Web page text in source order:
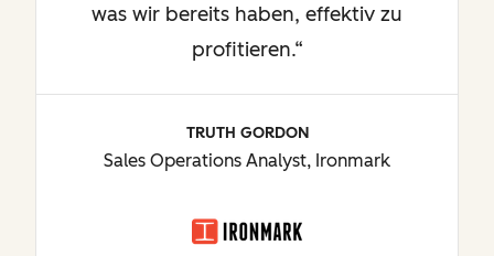
was wir bereits haben, effektiv zu
profitieren.“
TRUTH GORDON
Sales Operations Analyst, Ironmark